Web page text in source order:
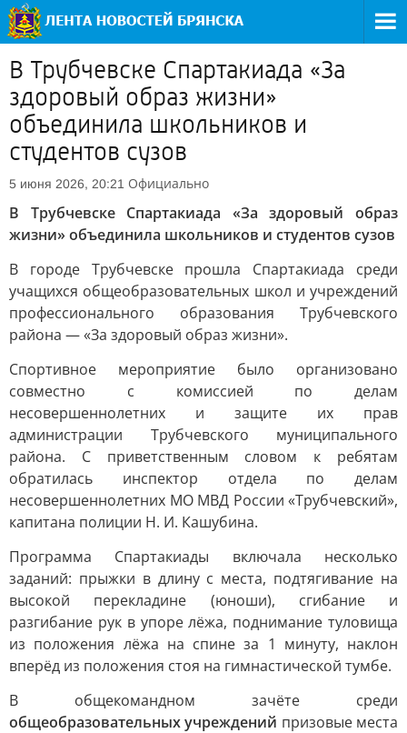
В Трубчевске Спартакиада «За
здоровый образ жизни»
объединила школьников и
студентов сузов
5 июня 2026, 20:21 Официально
В Трубчевске Спартакиада «За здоровый образ
жизни» объединила школьников и студентов сузов
В городе Трубчевске прошла Спартакиада среди
учащихся общеобразовательных школ и учреждений
профессионального образования Трубчевского
района — «За здоровый образ жизни».
Спортивное мероприятие было организовано
совместно с комиссией по делам
несовершеннолетних и защите их прав
администрации Трубчевского муниципального
района. С приветственным словом к ребятам
обратилась инспектор отдела по делам
несовершеннолетних МО МВД России «Трубчевский»,
капитана полиции Н. И. Кашубина.
Программа Спартакиады включала несколько
заданий: прыжки в длину с места, подтягивание на
высокой перекладине (юноши), сгибание и
разгибание рук в упоре лёжа, поднимание туловища
из положения лёжа на спине за 1 минуту, наклон
вперёд из положения стоя на гимнастической тумбе.
В общекомандном зачёте среди
общеобразовательных учреждений призовые места